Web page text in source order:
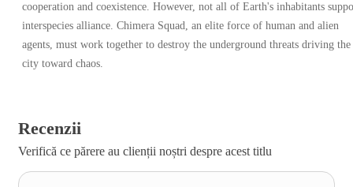
cooperation and coexistence. However, not all of Earth's inhabitants
interspecies alliance. Chimera Squad, an elite force of human and alien
agents, must work together to destroy the underground threats driving the
city toward chaos.
Recenzii
Verifică ce părere au clienții noștri despre acest titlu